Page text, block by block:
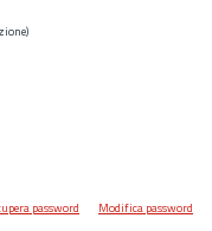
password Modifica password